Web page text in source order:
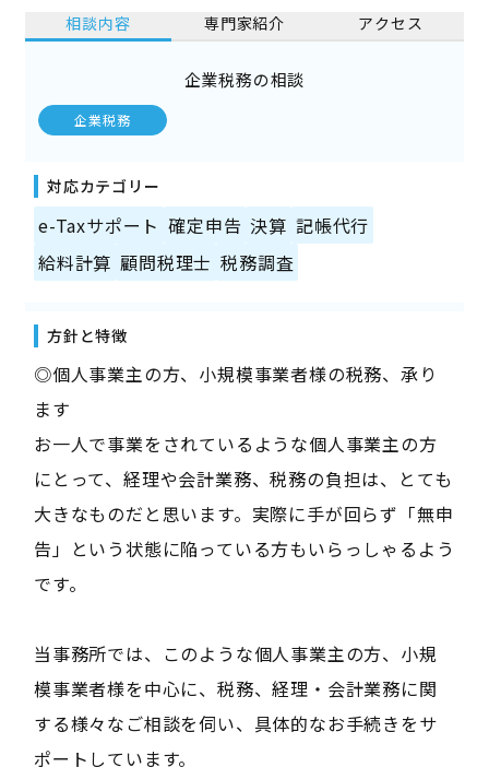
相談内容 専門家紹介 アクセス
企業税務の相談
企業税務
対応カテゴリー
e-Taxサポート 確定申告 決算 記帳代行
給料計算 顧問税理士 税務調査
方針と特徴
◎個人事業主の方、小規模事業者様の税務、承り
ます
お一人で事業をされているような個人事業主の方
にとって、経理や会計業務、税務の負担は、とても
大きなものだと思います。実際に手が回らず「無申
告」という状態に陥っている方もいらっしゃるよう
です。
当事務所では、このような個人事業主の方、小規
模事業者様を中心に、税務、経理・会計業務に関
する様々なご相談を伺い、具体的なお手続きをサ
ポートしています。